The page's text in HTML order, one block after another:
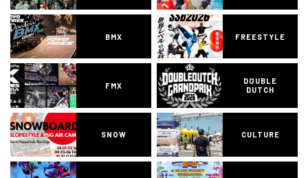
BMX FREESTYLE
FMX
DOUBLE
DUTCH
SNOW CULTURE